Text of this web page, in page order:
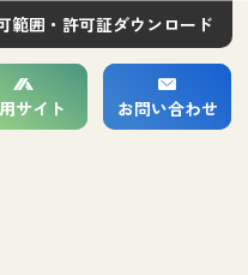
範囲・許可証ダウンロード
サイト お問い合わせ